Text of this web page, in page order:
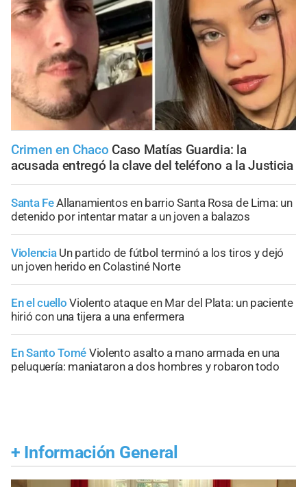
Crimen en Chaco Caso Matías Guardia: la
acusada entregó la clave del teléfono a la Justicia
Santa FeAllanamientos en barrio Santa Rosa de Lima: un
detenido por intentar matar a un joven a balazos
Violencia Un partido de fútbol terminó a los tiros y dejó
un joven herido en Colastiné Norte
En el cuello Violento ataque en Mar del Plata: un paciente
hirió con una tijera a una enfermera
En Santo Tomé Violento asalto a mano armada en una
peluquería: maniataron a dos hombres y robaron todo
+ Información General